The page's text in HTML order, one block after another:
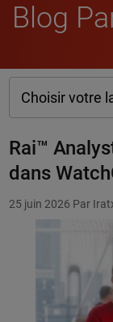
Blog
Choisir votre
Rai™
dans
25 juin 2026 Par